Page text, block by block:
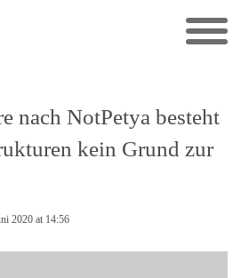
nach NotPetya besteht
kein Grund zur
2020 at 14:56